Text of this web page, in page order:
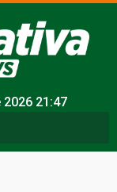
21:47